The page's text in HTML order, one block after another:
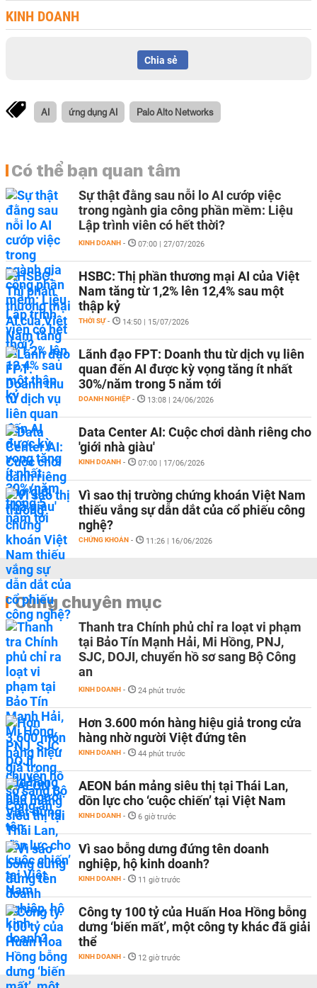
KINH DOANH
Chia sẻ
AI ứng dụng AI Palo Alto Networks
Có thể bạn quan tâm
Sự thật đằng sau nỗi lo AI cướp việc
trong ngành gia công phần mềm: Liệu
Lập trình viên có hết thời?
KINH DOANH - 07:00 | 27/07/2026
HSBC: Thị phần thương mại AI của Việt
Nam tăng từ 1,2% lên 12,4% sau một
thập kỷ
THỜI SỰ - 14:50 | 15/07/2026
Lãnh đạo FPT: Doanh thu từ dịch vụ liên
quan đến AI được kỳ vọng tăng ít nhất
30%/năm trong 5 năm tới
DOANH NGHIỆP - 13:08 | 24/06/2026
Data Center AI: Cuộc chơi dành riêng cho
'giới nhà giàu'
KINH DOANH - 07:00 | 17/06/2026
Vì sao thị trường chứng khoán Việt Nam
thiếu vắng sự dẫn dắt của cổ phiếu công
nghệ?
CHỨNG KHOÁN - 11:26 | 16/06/2026
Cùng chuyên mục
Thanh tra Chính phủ chỉ ra loạt vi phạm
tại Bảo Tín Mạnh Hải, Mi Hồng, PNJ,
SJC, DOJI, chuyển hồ sơ sang Bộ Công
an
KINH DOANH - 24 phút trước
Hơn 3.600 món hàng hiệu giả trong cửa
hàng nhờ người Việt đứng tên
KINH DOANH - 44 phút trước
AEON bán mảng siêu thị tại Thái Lan,
dồn lực cho ‘cuộc chiến’ tại Việt Nam
KINH DOANH - 6 giờ trước
Vì sao bỗng dưng đứng tên doanh
nghiệp, hộ kinh doanh?
KINH DOANH - 11 giờ trước
Công ty 100 tỷ của Huấn Hoa Hồng bỗng
dưng ‘biến mất’, một công ty khác đã giải
thể
KINH DOANH - 12 giờ trước